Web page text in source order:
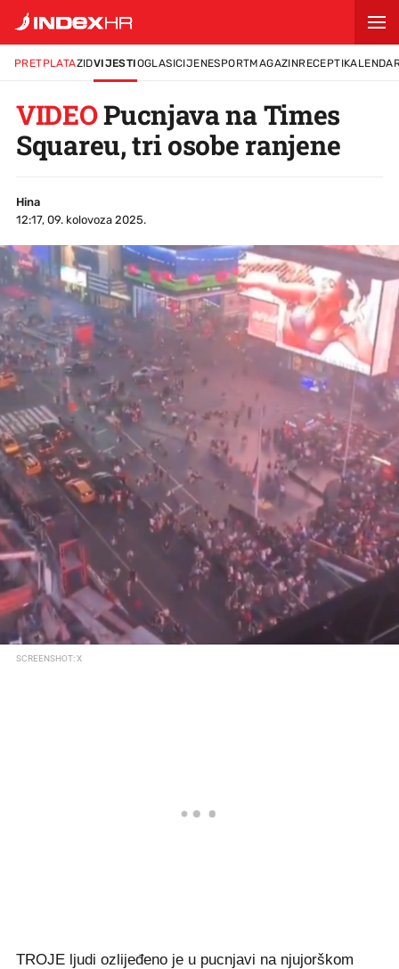
PRETPLATAZIDVIJESTIOGLASICIJENESPORTMAGAZINRECEPTI
VIDEOPucnjava na Times
Squareu, tri osobe ranjene
Hina
12:17, 09. kolovoza 2025.
SCREENSHOT: X
TROJE ljudi ozlijeđeno je u pucnjavi na njujorškom